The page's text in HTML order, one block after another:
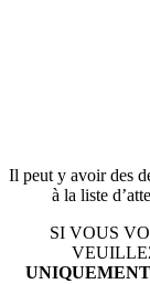
Il peut y avoir des
à la liste
SI VOUS
UNIQUEMENT